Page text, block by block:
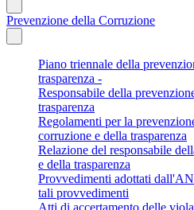
Prevenzione della Corruzione
Piano triennale della
trasparenza -
Responsabile della
trasparenza
Regolamenti per la
corruzione e della trasparenza
Relazione del responsabile
e della trasparenza
Provvedimenti adottati
tali provvedimenti
Atti di accertamento delle